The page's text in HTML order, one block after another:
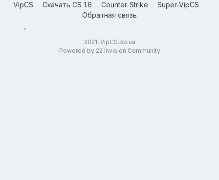
VipCS Скачать CS 1.6 Counter-Strike
Super-VipCS
Обратная связь
2021, VipCS.pp.ua
Powered by 22 Invision Community